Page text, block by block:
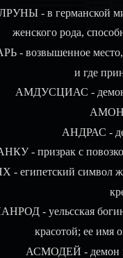
- в германской
женского рода,
- возвышенное место,
и где
АМДУСЦИАС - демон-
АМОН
АНДРАС -
- призрак с
- египетский символ
- уельсская
красотой; ее имя
АСМОДЕЙ - демон